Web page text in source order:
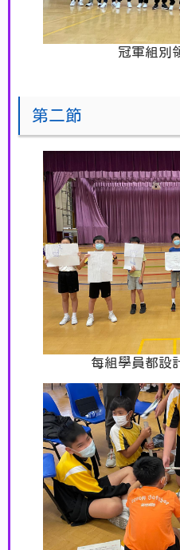
冠軍組別
第二節
每組學員都設